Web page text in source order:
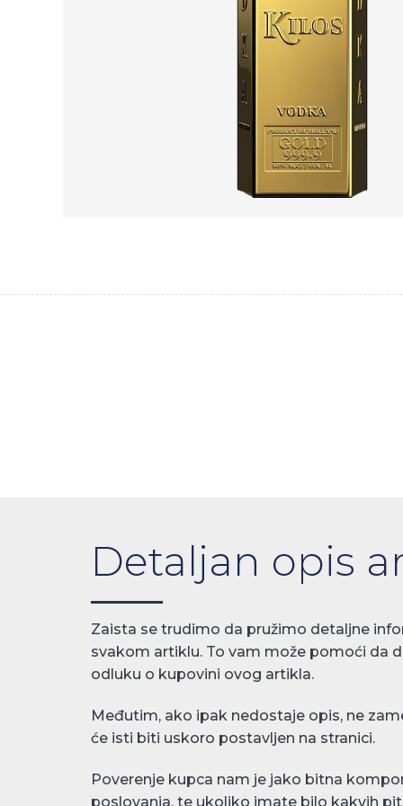
Detaljan opis
Zaista se trudimo da pružimo detaljne
svakom artiklu. To vam može pomoći da
odluku o kupovini ovog artikla.
Međutim, ako ipak nedostaje opis, ne
će isti biti uskoro postavljen na stranici.
Poverenje kupca nam je jako bitna
poslovanja, te ukoliko imate bilo kakvih